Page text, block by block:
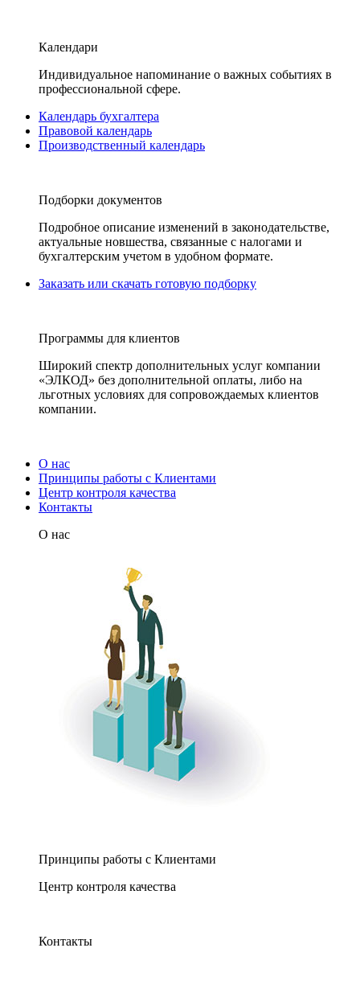
Календари
Индивидуальное напоминание о важных событиях в
профессиональной сфере.
Календарь бухгалтера
Правовой календарь
Производственный календарь
Подборки документов
Подробное описание изменений в законодательстве,
актуальные новшества, связанные с налогами и
бухгалтерским учетом в удобном формате.
Заказать или скачать готовую подборку
Программы для клиентов
Широкий спектр дополнительных услуг компании
«ЭЛКОД» без дополнительной оплаты, либо на
льготных условиях для сопровождаемых клиентов
компании.
О нас
Принципы работы с Клиентами
Центр контроля качества
Контакты
О нас
Принципы работы с Клиентами
Центр контроля качества
Контакты